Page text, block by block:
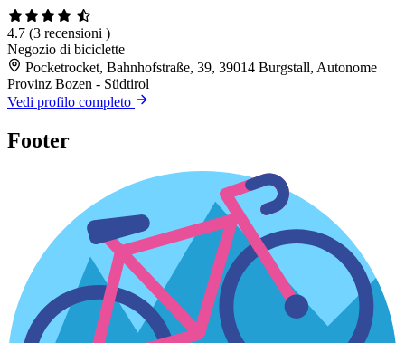
4.7 (3 recensioni )
Negozio di biciclette
Pocketrocket, Bahnhofstraße, 39, 39014 Burgstall, Autonome
Provinz Bozen - Südtirol
Vedi profilo completo
Footer